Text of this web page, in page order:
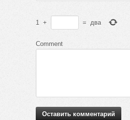
1 + = два
Comment